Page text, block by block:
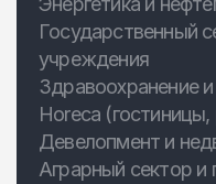
Государственный
учреждения
Здравоохранение
Horeca
Девелопмент и
Аграрный сектор и